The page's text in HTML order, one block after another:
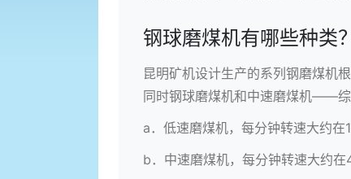
钢球磨煤机有哪些种类？
昆明矿机设计生产的系列钢磨煤机
同时钢球磨煤机和中速磨煤机——综
a．低速磨煤机，每分钟转速大约在
b．中速磨煤机，每分钟转速大约